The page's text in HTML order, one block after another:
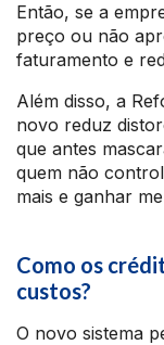
Então, se a
preço ou não
faturamento e
Além disso, a
novo reduz
que antes
quem não
mais e ganhar
Como os
custos?
O novo sistema